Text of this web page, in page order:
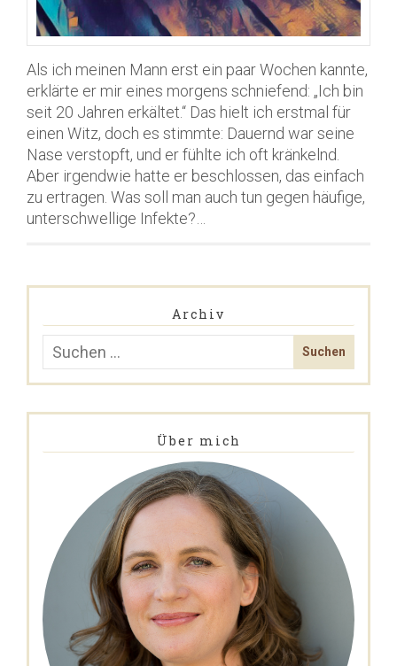
Als ich meinen Mann erst ein paar Wochen kannte,
erklärte er mir eines morgens schniefend: „Ich bin
seit 20 Jahren erkältet.“ Das hielt ich erstmal für
einen Witz, doch es stimmte: Dauernd war seine
Nase verstopft, und er fühlte ich oft kränkelnd.
Aber irgendwie hatte er beschlossen, das einfach
zu ertragen. Was soll man auch tun gegen häufige,
unterschwellige Infekte?…
Archiv
Über mich